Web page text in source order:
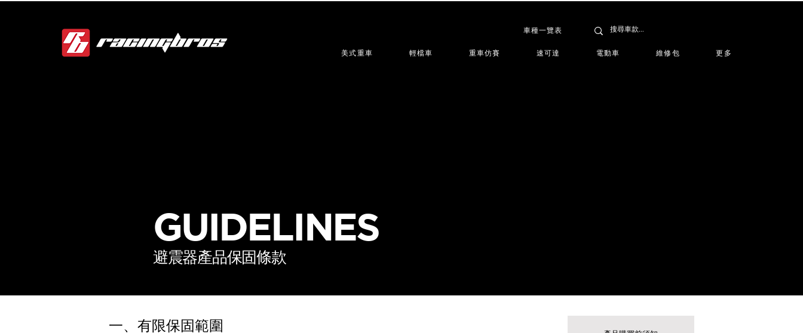
車種一覽表
美式重車 輕檔車 重車仿賽 速可達 電動車 維修包 更多
GUIDELINES
避震器產品保固條款
一、有限保固範圍